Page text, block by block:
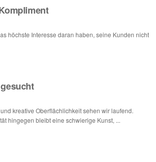
höchste Interesse daran haben, seine Kunden nicht
kreative Oberflächlichkeit sehen wir laufend.
hingegen bleibt eine schwierige Kunst, ...